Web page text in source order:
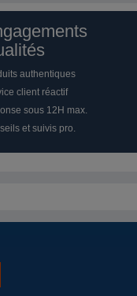
authentiques
client réactif
sous 12H max.
et suivis pro.